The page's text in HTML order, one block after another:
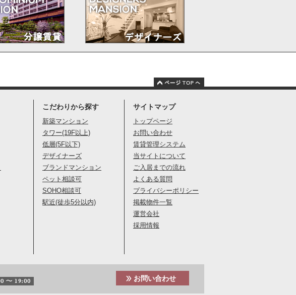
こだわりから探す
新築マンション
タワー(19F以上)
低層(5F以下)
デザイナーズ
ブランドマンション
ペット相談可
SOHO相談可
駅近(徒歩5分以内)
サイトマップ
トップページ
お問い合わせ
賃貸管理システム
当サイトについて
ご入居までの流れ
よくある質問
プライバシーポリシー
掲載物件一覧
運営会社
採用情報
お問い合わせ